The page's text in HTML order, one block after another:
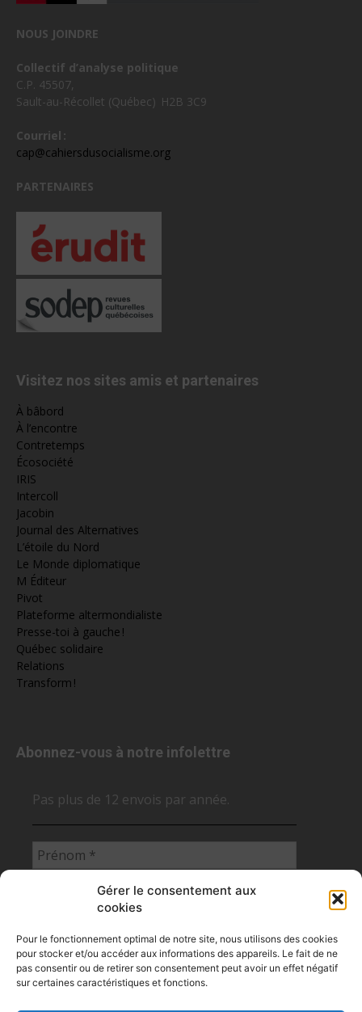
Gérer le consentement aux
cookies
Pour le fonctionnement optimal de notre site, nous utilisons des cookies
pour stocker et/ou accéder aux informations des appareils. Le fait de ne
pas consentir ou de retirer son consentement peut avoir un effet négatif
sur certaines caractéristiques et fonctions.
NOUS JOINDRE
Collectif d’analyse politique
C.P. 45507,
Sault-au-Récollet (Québec) H2B 3C9
Courriel :
cap@cahiersdusocialisme.org
PARTENAIRES
Visitez nos sites amis et partenaires
À bâbord
À l’encontre
Contretemps
Écosociété
IRIS
Intercoll
Jacobin
Journal des Alternatives
L’étoile du Nord
Le Monde diplomatique
M Éditeur
Pivot
Plateforme altermondialiste
Presse-toi à gauche !
Québec solidaire
Relations
Transform !
Abonnez-vous à notre infolettre
Pas plus de 12 envois par année.